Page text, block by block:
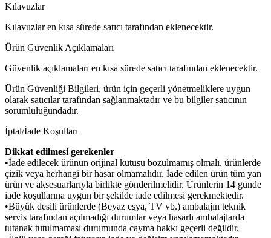
Kılavuzlar
Kılavuzlar en kısa sürede satıcı tarafından eklenecektir.
Ürün Güvenlik Açıklamaları
Güvenlik açıklamaları en kısa sürede satıcı tarafından eklenecektir.
Ürün Güvenliği Bilgileri, ürün için geçerli yönetmeliklere uygun
olarak satıcılar tarafından sağlanmaktadır ve bu bilgiler satıcının
sorumluluğundadır.
İptal/İade Koşulları
Dikkat edilmesi gerekenler
•İade edilecek ürünün orijinal kutusu bozulmamış olmalı, ürünlerde
çizik veya herhangi bir hasar olmamalıdır. İade edilen ürün tüm yan
ürün ve aksesuarlarıyla birlikte gönderilmelidir. Ürünlerin 14 günde
iade koşullarına uygun bir şekilde iade edilmesi gerekmektedir.
•Büyük desili ürünlerde (Beyaz eşya, TV vb.) ambalajın teknik
servis tarafından açılmadığı durumlar veya hasarlı ambalajlarda
tutanak tutulmaması durumunda cayma hakkı geçerli değildir.